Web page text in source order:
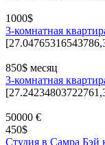
1000$
3-комнатная
850$ месяц
3-комнатная
50000 €
450$
Студия в Самра Бэй